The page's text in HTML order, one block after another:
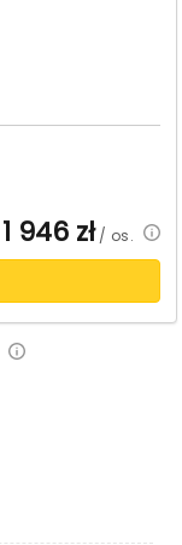
1 946 zł/ os.